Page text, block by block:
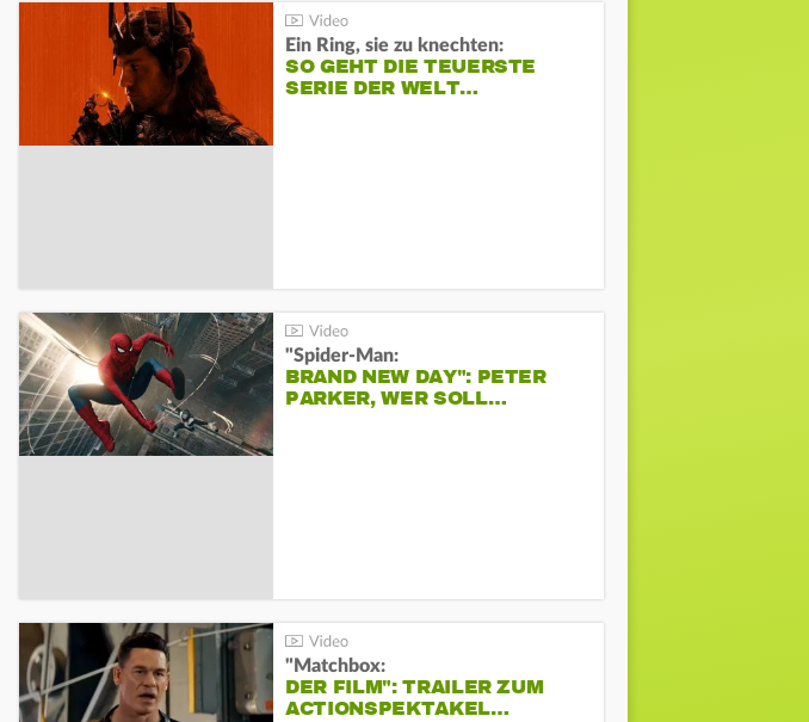
Ein Ring, sie zu knechten:
SO GEHT DIE TEUERSTE
SERIE DER WELT…
"Spider-Man:
BRAND NEW DAY": PETER
PARKER, WER SOLL…
"Matchbox:
DER FILM": TRAILER ZUM
ACTIONSPEKTAKEL…